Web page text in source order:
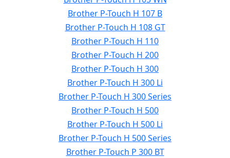
Brother P-Touch H 107 B
Brother P-Touch H 108 GT
Brother P-Touch H 110
Brother P-Touch H 200
Brother P-Touch H 300
Brother P-Touch H 300 Li
Brother P-Touch H 300 Series
Brother P-Touch H 500
Brother P-Touch H 500 Li
Brother P-Touch H 500 Series
Brother P-Touch P 300 BT